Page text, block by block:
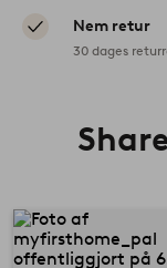
Nem retur
30 dages